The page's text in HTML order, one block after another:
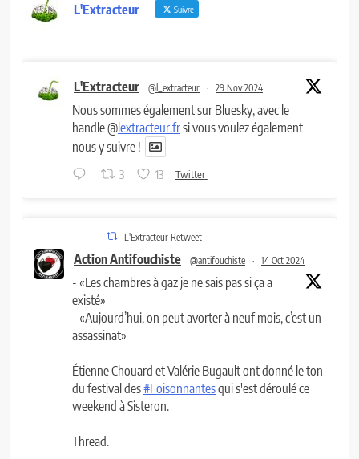
L'Extracteur Suivre
L'Extracteur @l_extracteur · 29 Nov 2024
Nous sommes également sur Bluesky, avec le
handle @lextracteur.frsi vous voulez également
nous y suivre !
3 13 Twitter
L'Extracteur Retweet
Action Antifouchiste @antifouchiste · 14 Oct 2024
- «Les chambres à gaz je ne sais pas si ça a
existé»
- «Aujourd’hui, on peut avorter à neuf mois, c’est un
assassinat»
Étienne Chouard et Valérie Bugault ont donné le ton
du festival des#Foisonnantesqui s'est déroulé ce
weekend à Sisteron.
Thread.